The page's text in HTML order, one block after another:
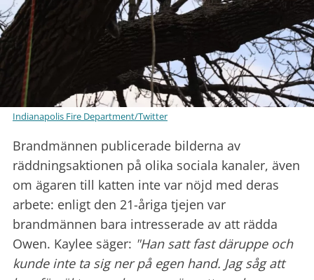
Indianapolis Fire Department/Twitter
Brandmännen publicerade bilderna av
räddningsaktionen på olika sociala kanaler, även
om ägaren till katten inte var nöjd med deras
arbete: enligt den 21-åriga tjejen var
brandmännen bara intresserade av att rädda
Owen. Kaylee säger: "Han satt fast däruppe och
kunde inte ta sig ner på egen hand. Jag såg att